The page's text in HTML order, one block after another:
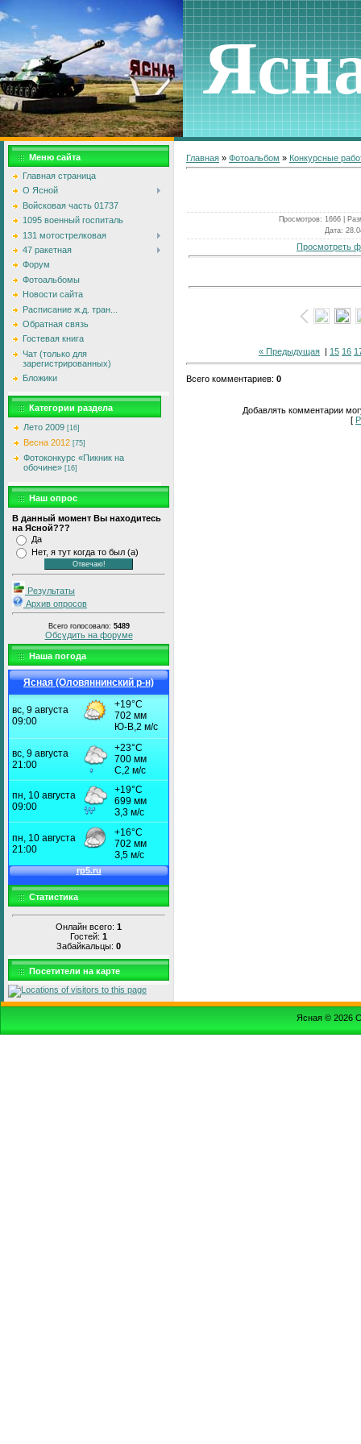
Меню сайта
Главная страница
О Ясной
Войсковая часть 01737
1095 военный госпиталь
131 мотострелковая
47 ракетная
Форум
Фотоальбомы
Новости сайта
Расписание ж.д. тран...
Обратная связь
Гостевая книга
Чат (только для
зарегистрированных)
Бложики
Категории раздела
Лето 2009 [16]
Весна 2012 [75]
Фотоконкурс «Пикник на
обочине» [16]
Наш опрос
В данный момент Вы находитесь
на Ясной???
Да
Нет, я тут когда то был (а)
Результаты
Архив опросов
Всего голосовало: 5489
Обсудить на форуме
Наша погода
Ясная (Оловяннинский р-н)
Статистика
Онлайн всего: 1
Гостей: 1
Забайкальцы: 0
Посетители на карте
Главная » Фотоальбом » Конкурсные
Просмотров: 1666 |
Дата:
Просмотреть
« Предыдущая | 15 16
Всего комментариев: 0
Добавлять комментарии
[
Ясная © 2026